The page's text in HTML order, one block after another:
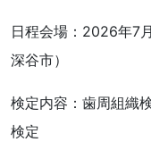
日程会場：2026年7
深谷市）
検定内容：歯周組織
検定